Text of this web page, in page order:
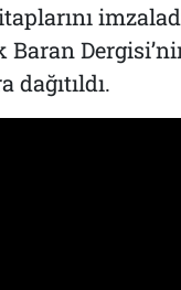
Baran
dağıtıldı.